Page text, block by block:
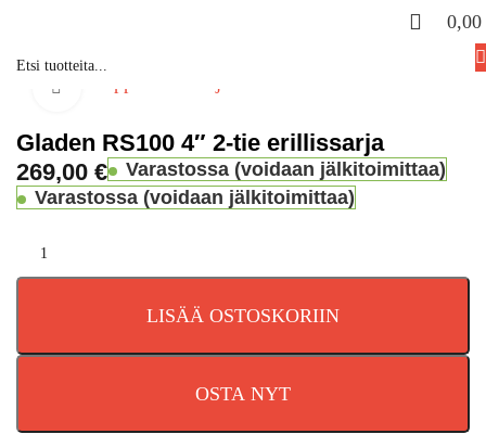
0,00
Click to enlarge
Gladen RS100 4″ 2-tie erillissarja
269,00 €
Varastossa (voidaan jälkitoimittaa)
Varastossa (voidaan jälkitoimittaa)
LISÄÄ OSTOSKORIIN
OSTA NYT